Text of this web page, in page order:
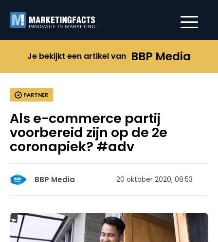
Je bekijkt een artikel van BBP Media
PARTNER
Als e-commerce partij
voorbereid zijn op de 2e
coronapiek? #adv
BBP Media 20 oktober 2020, 08:53